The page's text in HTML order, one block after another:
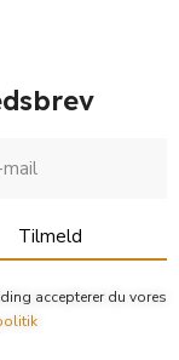
Tilmeld
accepterer du vores